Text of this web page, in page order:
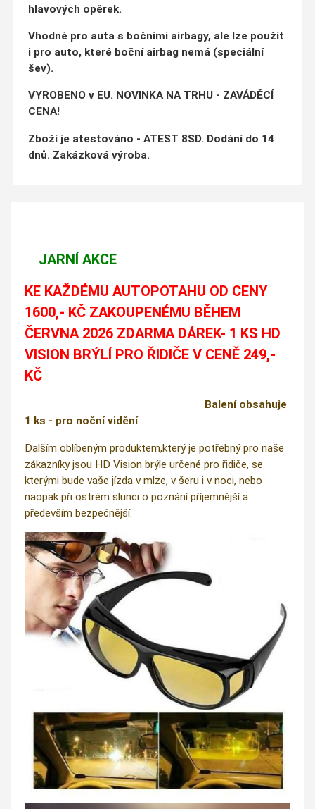
hlavových opěrek.
Vhodné pro auta s bočními airbagy, ale lze použít
i pro auto, které boční airbag nemá (speciální
šev).
VYROBENO v EU. NOVINKA NA TRHU - ZAVÁDĚCÍ
CENA!
Zboží je atestováno - ATEST 8SD. Dodání do 14
dnů. Zakázková výroba.
JARNÍ AKCE
KE KAŽDÉMU AUTOPOTAHU OD CENY
1600,- KČ ZAKOUPENÉMU BĚHEM
ČERVNA 2026 ZDARMA DÁREK- 1 KS HD
VISION BRÝLÍ PRO ŘIDIČE V CENĚ 249,-
KČ
Balení obsahuje
1 ks - pro noční vidění
Dalším oblíbeným produktem,který je potřebný pro naše
zákazníky jsou HD Vision brýle určené pro řidiče, se
kterými bude vaše jízda v mlze, v šeru i v noci, nebo
naopak při ostrém slunci o poznání příjemnější a
především bezpečnější.